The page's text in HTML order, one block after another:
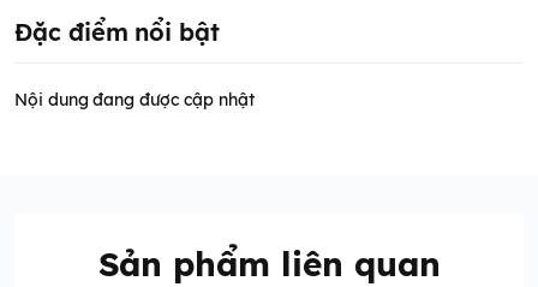
Đặc điểm nổi bật
Nội dung đang được cập nhật
Sản phẩm liên quan